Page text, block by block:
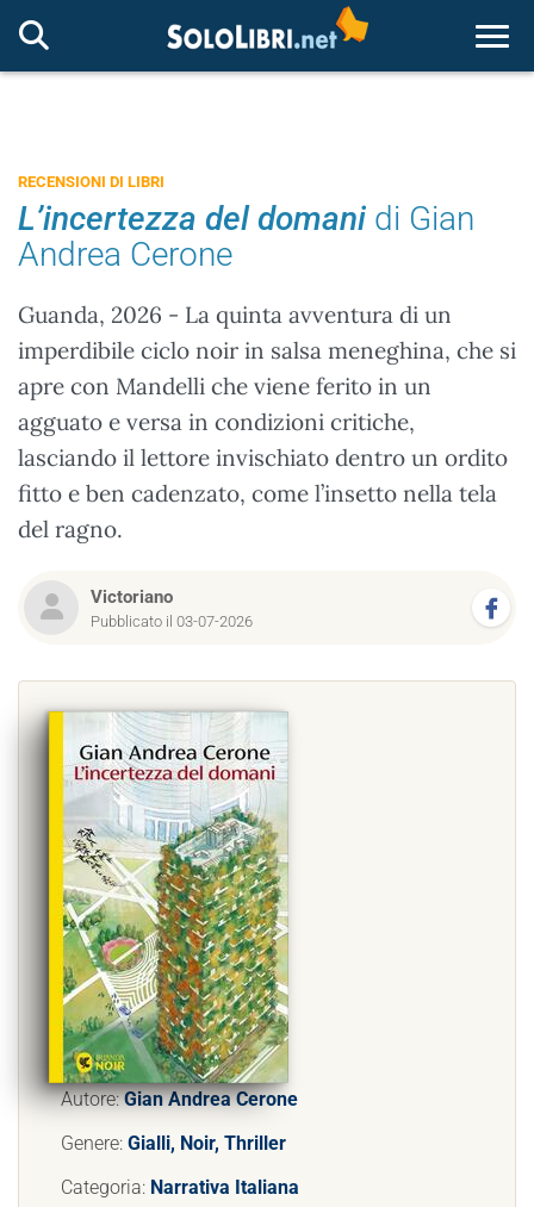
RECENSIONI DI LIBRI
L’incertezza del domani di Gian
Andrea Cerone
Guanda, 2026 - La quinta avventura di un
imperdibile ciclo noir in salsa meneghina, che si
apre con Mandelli che viene ferito in un
agguato e versa in condizioni critiche,
lasciando il lettore invischiato dentro un ordito
fitto e ben cadenzato, come l’insetto nella tela
del ragno.
Victoriano
Pubblicato il 03-07-2026
Autore:Gian Andrea Cerone
Genere: Gialli, Noir, Thriller
Categoria: Narrativa Italiana